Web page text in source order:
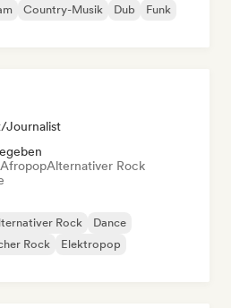
Country-Musik Dub
Funk
Journalist
Alternativer Rock
Rock
Dance
Rock
Elektropop